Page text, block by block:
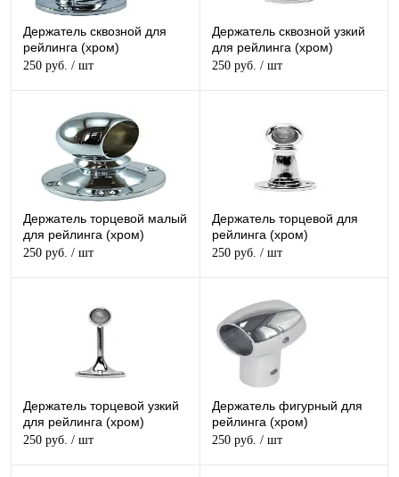
Держатель сквозной для
рейлинга (хром)
250 руб. / шт
Держатель сквозной узкий
для рейлинга (хром)
250 руб. / шт
Держатель торцевой малый
для рейлинга (хром)
250 руб. / шт
Держатель торцевой для
рейлинга (хром)
250 руб. / шт
Держатель торцевой узкий
для рейлинга (хром)
250 руб. / шт
Держатель фигурный для
рейлинга (хром)
250 руб. / шт